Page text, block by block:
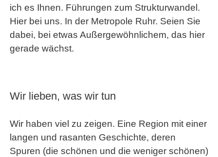
ich es Ihnen. Führungen zum Strukturwandel.
Hier bei uns. In der Metropole Ruhr. Seien Sie
dabei, bei etwas Außergewöhnlichem, das hier
gerade wächst.
Wir lieben, was wir tun
Wir haben viel zu zeigen. Eine Region mit einer
langen und rasanten Geschichte, deren
Spuren (die schönen und die weniger schönen)